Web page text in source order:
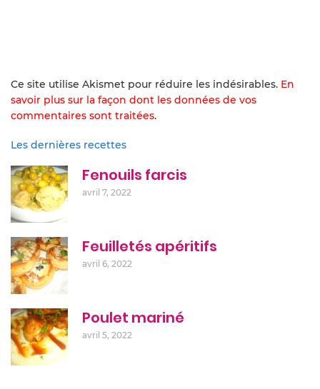
Ce site utilise Akismet pour réduire les indésirables. En
savoir plus sur la façon dont les données de vos
commentaires sont traitées.
Les dernières recettes
Fenouils farcis
avril 7, 2022
Feuilletés apéritifs
avril 6, 2022
Poulet mariné
avril 5, 2022